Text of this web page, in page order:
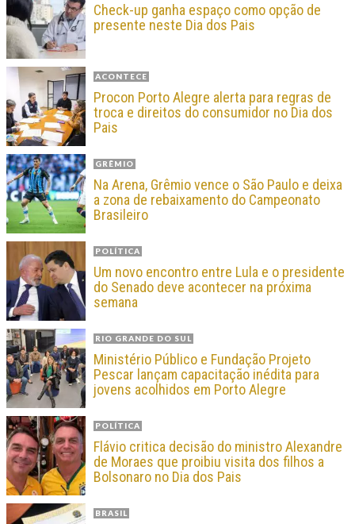
Check-up ganha espaço como opção de
presente neste Dia dos Pais
ACONTECE
Procon Porto Alegre alerta para regras de
troca e direitos do consumidor no Dia dos
Pais
GRÊMIO
Na Arena, Grêmio vence o São Paulo e deixa
a zona de rebaixamento do Campeonato
Brasileiro
POLÍTICA
Um novo encontro entre Lula e o presidente
do Senado deve acontecer na próxima
semana
RIO GRANDE DO SUL
Ministério Público e Fundação Projeto
Pescar lançam capacitação inédita para
jovens acolhidos em Porto Alegre
POLÍTICA
Flávio critica decisão do ministro Alexandre
de Moraes que proibiu visita dos filhos a
Bolsonaro no Dia dos Pais
BRASIL